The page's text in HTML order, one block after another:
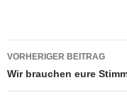
VORHERIGER BEITRAG
Wir brauchen eure